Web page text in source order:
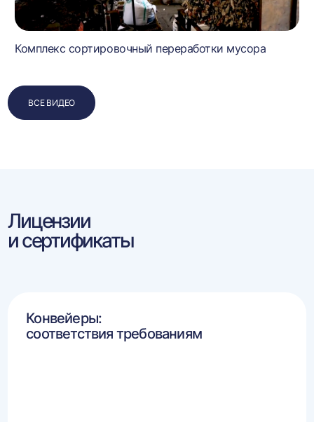
Комплекс сортировочный переработки мусора
ВСЕ ВИДЕО
Лицензии
и сертификаты
Конвейеры:
соответствия требованиям